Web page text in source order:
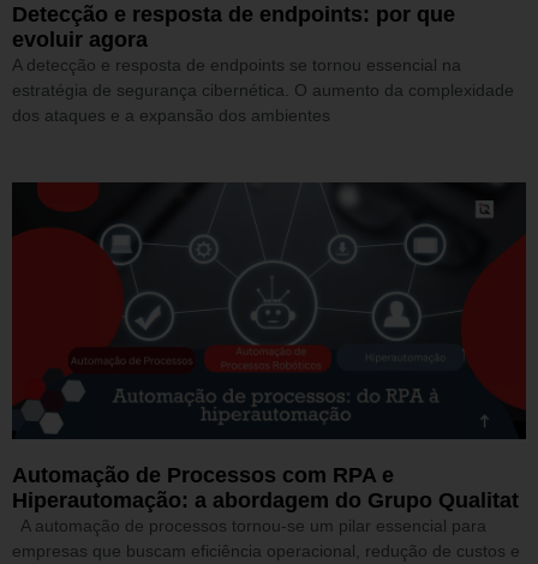
Detecção e resposta de endpoints: por que
evoluir agora
A detecção e resposta de endpoints se tornou essencial na
estratégia de segurança cibernética. O aumento da complexidade
dos ataques e a expansão dos ambientes
Automação de Processos com RPA e
Hiperautomação: a abordagem do Grupo Qualitat
A automação de processos tornou-se um pilar essencial para
empresas que buscam eficiência operacional, redução de custos e